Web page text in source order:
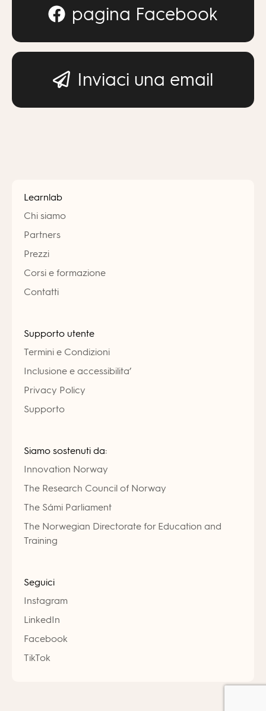
pagina Facebook
Inviaci una email
Learnlab
Chi siamo
Partners
Prezzi
Corsi e formazione
Contatti
Supporto utente
Termini e Condizioni
Inclusione e accessibilita’
Privacy Policy
Supporto
Siamo sostenuti da:
Innovation Norway
The Research Council of Norway
The Sámi Parliament
The Norwegian Directorate for Education and
Training
Seguici
Instagram
LinkedIn
Facebook
TikTok